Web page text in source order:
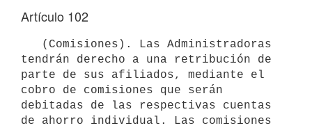
Artículo 102
tendrán derecho a una retribución de
parte de sus afiliados, mediante el
cobro de comisiones que serán
debitadas de las respectivas cuentas
de ahorro individual. Las comisiones